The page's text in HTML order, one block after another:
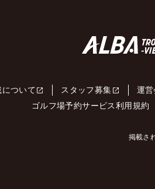
ついて スタッフ募集 運営
ゴルフ場予約サービス利用規約
掲載さ